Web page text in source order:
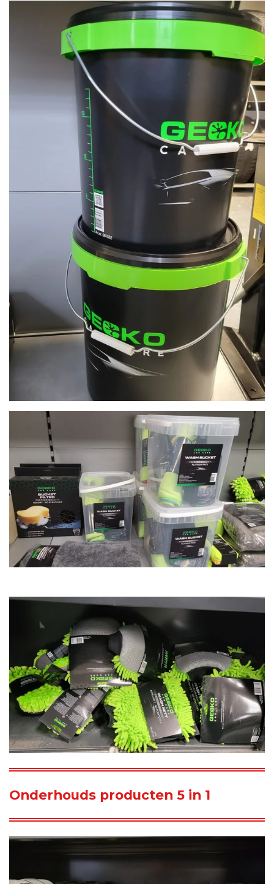
Onderhouds producten 5 in 1